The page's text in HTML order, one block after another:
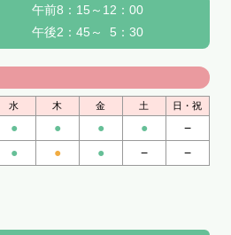
午前8：15～12：00
午後2：45～ 5：30
水 木 金 土 日・祝
● ● ● ● −
● ● ● − −